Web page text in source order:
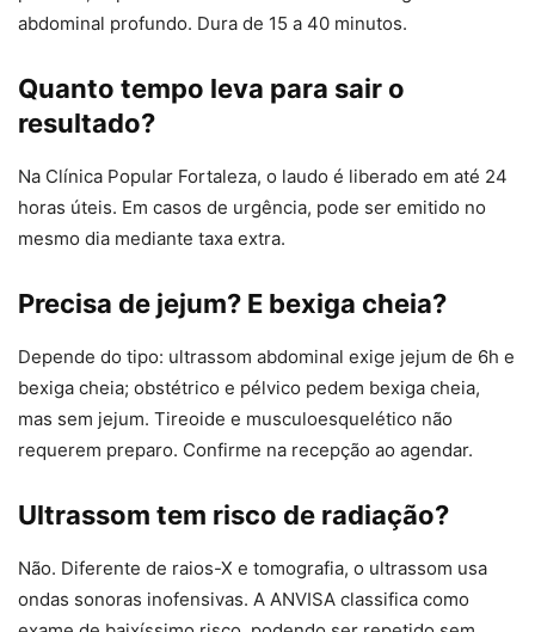
abdominal profundo. Dura de 15 a 40 minutos.
Quanto tempo leva para sair o
resultado?
Na Clínica Popular Fortaleza, o laudo é liberado em até 24
horas úteis. Em casos de urgência, pode ser emitido no
mesmo dia mediante taxa extra.
Precisa de jejum? E bexiga cheia?
Depende do tipo: ultrassom abdominal exige jejum de 6h e
bexiga cheia; obstétrico e pélvico pedem bexiga cheia,
mas sem jejum. Tireoide e musculoesquelético não
requerem preparo. Confirme na recepção ao agendar.
Ultrassom tem risco de radiação?
Não. Diferente de raios-X e tomografia, o ultrassom usa
ondas sonoras inofensivas. A ANVISA classifica como